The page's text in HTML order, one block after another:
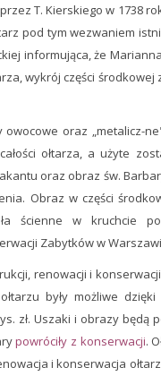
T. Kierskiego w 1738
pod tym wezwaniem
informująca, że
wykrój części
oraz „metalicz-
ołtarza, a użyte
oraz obraz św.
Obraz w części
ścienne w
Zabytków w
renowacji i
były możliwe
zł. Uszaki i obrazy
powróciły z konserwacji.
i konserwacja